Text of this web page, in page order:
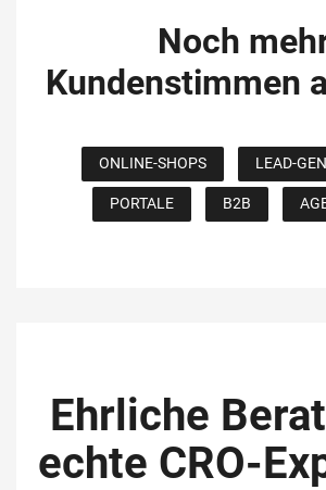
Noch
Kundenstimmen
ONLINE-SHOPS LEAD-
PORTALE B2B
Ehrliche
echte CRO-